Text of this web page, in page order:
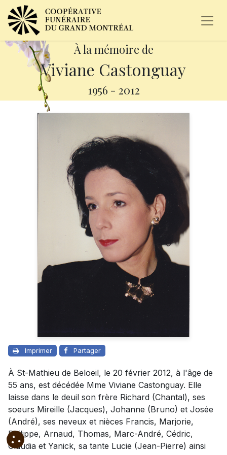
À la mémoire de
Viviane Castonguay
1956 - 2012
Imprimer Partager
À St-Mathieu de Beloeil, le 20 février 2012, à l'âge de
55 ans, est décédée Mme Viviane Castonguay. Elle
laisse dans le deuil son frère Richard (Chantal), ses
soeurs Mireille (Jacques), Johanne (Bruno) et Josée
(André), ses neveux et nièces Francis, Marjorie,
Philippe, Arnaud, Thomas, Marc-André, Cédric,
Claudia et Yanick, sa tante Lucie (Jean-Pierre) ainsi